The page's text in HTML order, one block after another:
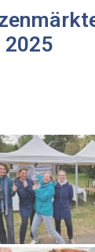
2025